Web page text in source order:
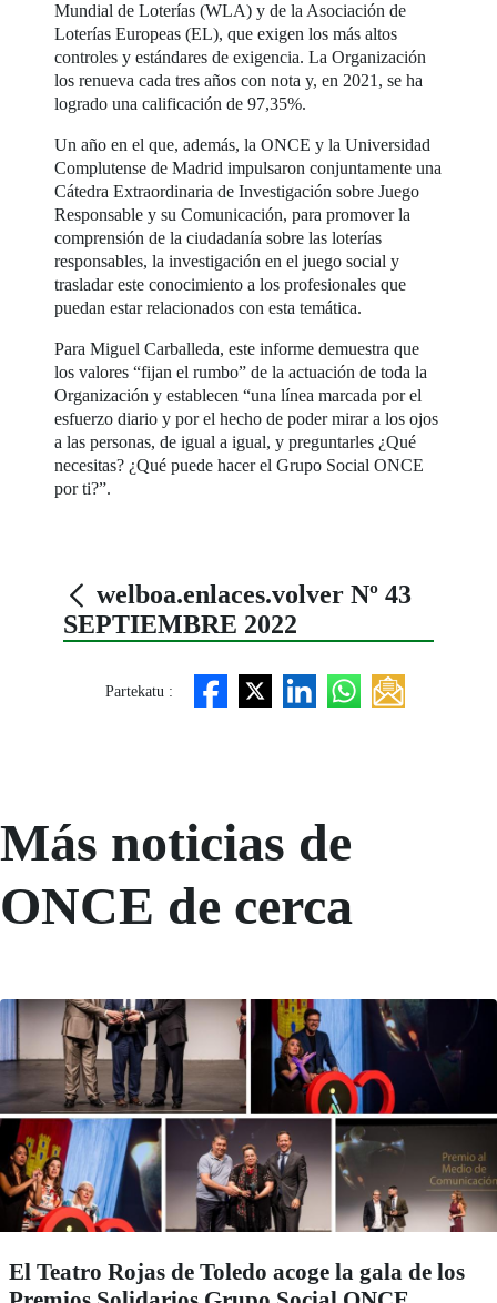
Mundial de Loterías (WLA) y de la Asociación de
Loterías Europeas (EL), que exigen los más altos
controles y estándares de exigencia. La Organización
los renueva cada tres años con nota y, en 2021, se ha
logrado una calificación de 97,35%.
Un año en el que, además, la ONCE y la Universidad
Complutense de Madrid impulsaron conjuntamente una
Cátedra Extraordinaria de Investigación sobre Juego
Responsable y su Comunicación, para promover la
comprensión de la ciudadanía sobre las loterías
responsables, la investigación en el juego social y
trasladar este conocimiento a los profesionales que
puedan estar relacionados con esta temática.
Para Miguel Carballeda, este informe demuestra que
los valores “fijan el rumbo” de la actuación de toda la
Organización y establecen “una línea marcada por el
esfuerzo diario y por el hecho de poder mirar a los ojos
a las personas, de igual a igual, y preguntarles ¿Qué
necesitas? ¿Qué puede hacer el Grupo Social ONCE
por ti?”.
welboa.enlaces.volver Nº 43
SEPTIEMBRE 2022
Partekatu :
Más noticias de
ONCE de cerca
El Teatro Rojas de Toledo acoge la gala de los